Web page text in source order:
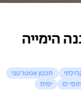
תכנון אסטרטגי
ימית